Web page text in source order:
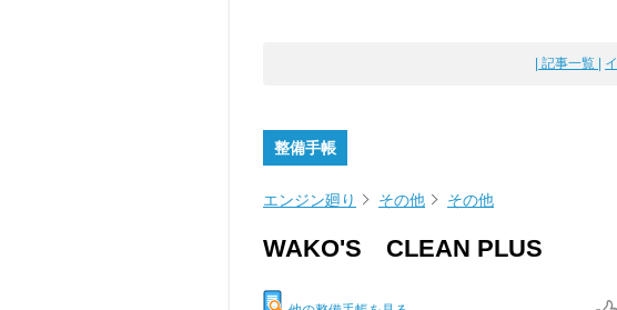
| 記事一覧 |
整備手帳
エンジン廻り その他 その他
WAKO'S CLEAN PLUS